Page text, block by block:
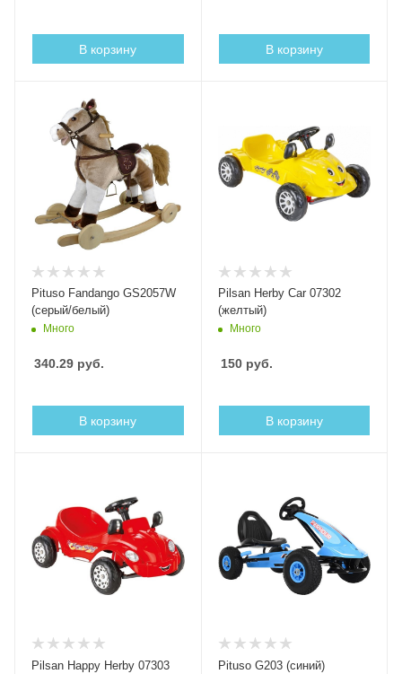
В корзину В корзину
Pituso Fandango GS2057W
(серый/белый)
Много
340.29 руб.
В корзину
Pilsan Herby Car 07302
(желтый)
Много
150руб.
В корзину
Pilsan Happy Herby 07303
Pituso G203 (синий)